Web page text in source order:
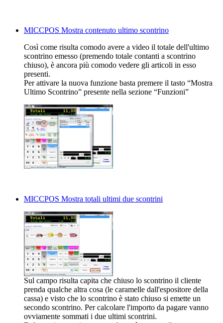
MICCPOS Mostra contenuto ultimo scontrino
Così come risulta comodo avere a video il totale dell'ultimo
scontrino emesso (premendo totale contanti a scontrino
chiuso), è ancora più comodo vedere gli articoli in esso
presenti.
Per attivare la nuova funzione basta premere il tasto “Mostra
Ultimo Scontrino” presente nella sezione “Funzioni”
MICCPOS Mostra totali ultimi due scontrini
Sul campo risulta capita che chiuso lo scontrino il cliente
prenda qualche altra cosa (le caramelle dall'espositore della
cassa) e visto che lo scontrino è stato chiuso si emette un
secondo scontrino. Per calcolare l'importo da pagare vanno
ovviamente sommati i due ultimi scontrini.